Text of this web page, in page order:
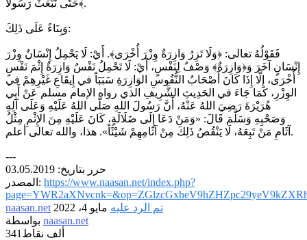
حَتَّى نَبْعَثَ رَسُولَاً﴾.
وَبِنَاءً عَلَى ذَلِكَ:
فَقَوْلُهُ تعالى: ﴿وَلَا تَزِرُ وَازِرَةٌ وِزْرَ أُخْرَى﴾. أَيْ: لَا يَحْمِلُ إِنْسَانٌ وِزْرَ
إِنْسَانٍ آخَرَ وَ﴿وَازِرَةٌ﴾ وَصْفٌ لِنَفْسٍ، أَيْ: لَا تَحْمِلُ نَفْسٌ وَازِرَةٌ إِثْمَ نَفْسٍ
أُخْرَى، إِلَّا إِذَا كَانَ أَصْحَابُ النُّفُوسِ الوَازِرَةِ سَبَبَاً في إِيقَاعِ غَيْرِهِمْ في
الوِزْرِ، كَمَا جَاءَ في الحَدِيثِ الشَّرِيفِ الذي رواه الإمام مسلم عَنْ أَبِي
هُرَيْرَةَ رَضِيَ اللهُ عَنْهُ، أَنَّ رَسُولَ اللهِ صَلَّى اللهُ عَلَيْهِ وَعَلَى آلِهِ
وَصَحْبِهِ وَسَلَّمَ قَالَ: «وَمَنْ دَعَا إِلَى ضَلَالَةٍ، كَانَ عَلَيْهِ مِنَ الإِثْمِ مِثْلُ
آثَامِ مَنْ تَبِعَهُ، لَا يَنْقُصُ ذَلِكَ مِنْ آثَامِهِمْ شَيْئَاً». هذا، والله تعالى أعلم.
---
حرر بتاريخ: 03.05.2019
المصدر: https://www.naasan.net/index.php?
naasan.net
تم الرد عليه مايو 4، 2022
naasan.net
341ألف نقاط